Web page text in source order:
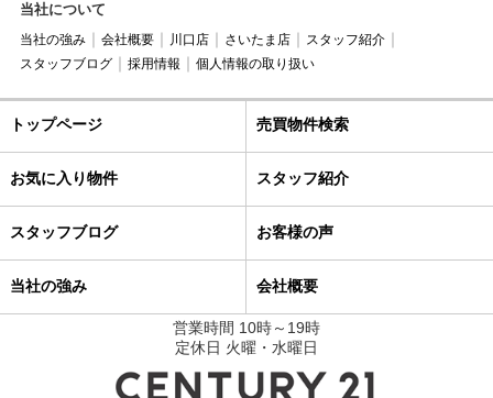
当社について
当社の強み 会社概要 川口店 さいたま店
スタッフ紹介
スタッフブログ
採用情報 個人情報の取り扱い
トップページ 売買物件検索
お気に入り物件 スタッフ紹介
スタッフブログ お客様の声
当社の強み 会社概要
営業時間 10時～19時
定休日 火曜・水曜日